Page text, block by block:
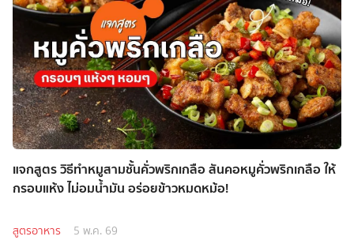
แจกสูตร วิธีทำหมูสามชั้นคั่วพริกเกลือ สันคอหมูคั่วพริกเกลือ ให้
กรอบแห้ง ไม่อมน้ำมัน อร่อยข้าวหมดหม้อ!
สูตรอาหาร 5 พ.ค. 69